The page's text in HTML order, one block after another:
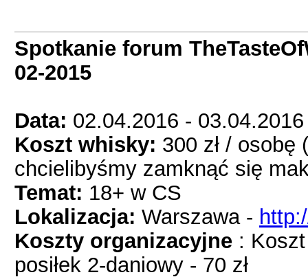
Spotkanie forum
02-2015
Data: 02.04.2016 - 03.04.2016
Koszt whisky: 300 zł /
chcielibyśmy zamknąć się
Temat: 18+ w CS
Lokalizacja: Warszawa -
Koszty organizacyjne :
posiłek 2-daniowy - 70 zł